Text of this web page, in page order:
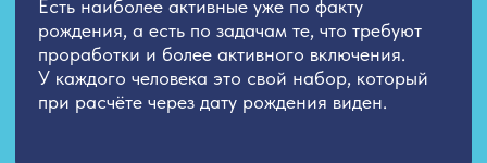
Если у вас остались вопросы,
а также по вопросам оплаты
свяжитесь с нами